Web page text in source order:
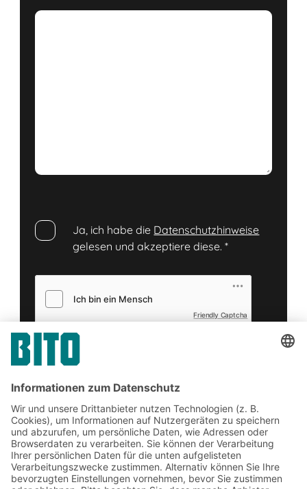
Ja, ich habe die Datenschutzhinweise
gelesen und akzeptiere diese.*
Friendly Captcha
Senden
Jetzt beim BITO Newsletter
anmelden: